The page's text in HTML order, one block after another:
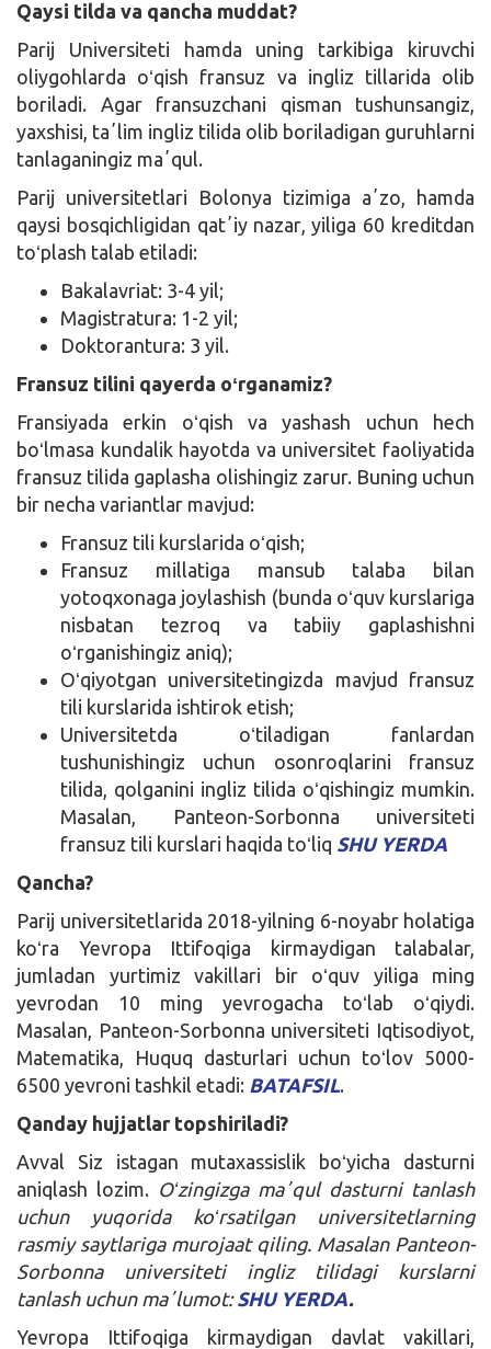
Qaysi tilda va qancha muddat?
Parij Universiteti hamda uning tarkibiga kiruvchi
oliygohlarda oʻqish fransuz va ingliz tillarida olib
boriladi. Agar fransuzchani qisman tushunsangiz,
yaxshisi, taʼlim ingliz tilida olib boriladigan guruhlarni
tanlaganingiz maʼqul.
Parij universitetlari Bolonya tizimiga aʼzo, hamda
qaysi bosqichligidan qatʼiy nazar, yiliga 60 kreditdan
toʻplash talab etiladi:
Bakalavriat: 3-4 yil;
Magistratura: 1-2 yil;
Doktorantura: 3 yil.
Fransuz tilini qayerda oʻrganamiz?
Fransiyada erkin oʻqish va yashash uchun hech
boʻlmasa kundalik hayotda va universitet faoliyatida
fransuz tilida gaplasha olishingiz zarur. Buning uchun
bir necha variantlar mavjud:
Fransuz tili kurslarida oʻqish;
Fransuz millatiga mansub talaba bilan
yotoqxonaga joylashish (bunda oʻquv kurslariga
nisbatan tezroq va tabiiy gaplashishni
oʻrganishingiz aniq);
Oʻqiyotgan universitetingizda mavjud fransuz
tili kurslarida ishtirok etish;
Universitetda oʻtiladigan fanlardan
tushunishingiz uchun osonroqlarini fransuz
tilida, qolganini ingliz tilida oʻqishingiz mumkin.
Masalan, Panteon-Sorbonna universiteti
fransuz tili kurslari haqida toʻliq SHU YERDA
Qancha?
Parij universitetlarida 2018-yilning 6-noyabr holatiga
koʻra Yevropa Ittifoqiga kirmaydigan talabalar,
jumladan yurtimiz vakillari bir oʻquv yiliga ming
yevrodan 10 ming yevrogacha toʻlab oʻqiydi.
Masalan, Panteon-Sorbonna universiteti Iqtisodiyot,
Matematika, Huquq dasturlari uchun toʻlov 5000-
6500 yevroni tashkil etadi: BATAFSIL.
Qanday hujjatlar topshiriladi?
Avval Siz istagan mutaxassislik boʻyicha dasturni
aniqlash lozim. Oʻzingizga maʼqul dasturni tanlash
uchun yuqorida koʻrsatilgan universitetlarning
rasmiy saytlariga murojaat qiling. Masalan Panteon-
Sorbonna universiteti ingliz tilidagi kurslarni
tanlash uchun maʼlumot:SHU YERDA.
Yevropa Ittifoqiga kirmaydigan davlat vakillari,